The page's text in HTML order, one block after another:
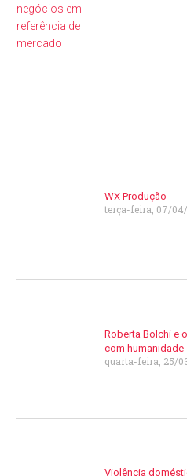
WX Produção
terça-feira, 07/
Roberta Bolchi e
com humanidade
quarta-feira, 25/
Violência